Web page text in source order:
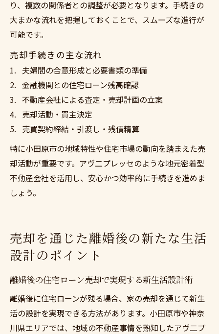
り、複数の関係者との調整が必要となります。手続きの
大まかな流れを把握しておくことで、スムーズな進行が
可能です。
売却手続きの主な流れ
夫婦間の合意形成と必要書類の準備
金融機関との住宅ローン残高確認
不動産会社による査定・売却計画の立案
売却活動・買主決定
売買契約締結・引渡し・残債精算
特に小田原市の地域特性や住宅市場の動向を踏まえた売
却活動が重要です。アヴ二プレッセのような地元密着型
不動産会社を活用し、安心かつ効率的に手続きを進めま
しょう。
売却を通じた離婚後の新たな生活
設計のポイント
離婚後の住宅ローン売却で実現する新生活設計術
離婚後に住宅ローンが残る場合、家の売却を通じて新生
活の設計を実現できる方法があります。小田原市や神奈
川県エリアでは、地域の不動産事情を熟知したアヴ二プ